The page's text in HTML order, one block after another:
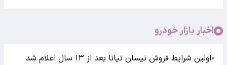
اخبار بازار خودرو
●اولین شرایط فروش نیسان تیانا بعد از ۱۳ سال اعلام شد